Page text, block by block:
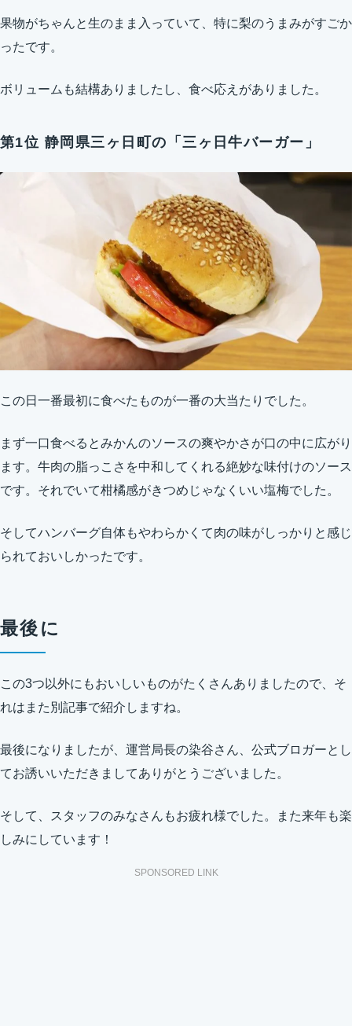
果物がちゃんと生のまま入っていて、特に梨のうまみがすごか
ったです。
ボリュームも結構ありましたし、食べ応えがありました。
第1位 静岡県三ヶ日町の「三ヶ日牛バーガー」
この日一番最初に食べたものが一番の大当たりでした。
まず一口食べるとみかんのソースの爽やかさが口の中に広がり
ます。牛肉の脂っこさを中和してくれる絶妙な味付けのソース
です。それでいて柑橘感がきつめじゃなくいい塩梅でした。
そしてハンバーグ自体もやわらかくて肉の味がしっかりと感じ
られておいしかったです。
最後に
この3つ以外にもおいしいものがたくさんありましたので、そ
れはまた別記事で紹介しますね。
最後になりましたが、運営局長の染谷さん、公式ブロガーとし
てお誘いいただきましてありがとうございました。
そして、スタッフのみなさんもお疲れ様でした。また来年も楽
しみにしています！
SPONSORED LINK